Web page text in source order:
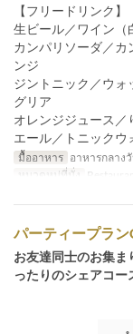
【フリードリンク】
生ビール／ワイン（
カンパリソーダ／カ
ンジ
ジントニック／ウォ
グリア
オレンジジュース／
エール／トニックウ
มื้ออาหาร อาหารกลาง
หมวดหมู่ที่นั่ง
Restaurant
パーティープラン
お友達同士のお集
ったりのシェアコー